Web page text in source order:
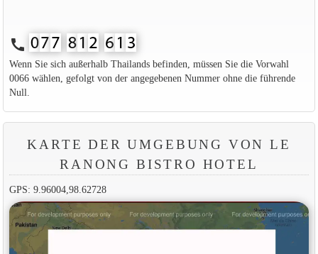
call
Wenn Sie sich außerhalb Thailands befinden, müssen Sie die Vorwahl
0066 wählen, gefolgt von der angegebenen Nummer ohne die führende
Null.
KARTE DER UMGEBUNG VON LE
RANONG BISTRO HOTEL
GPS: 9.96004,98.62728